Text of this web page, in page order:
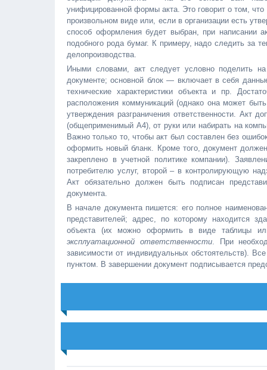
унифицированной формы акта. Это говорит о том,
произвольном виде или, если в организации есть
способ оформления будет выбран, при написании
подобного рода бумаг. К примеру, надо следить за
делопроизводства.
Иными словами, акт следует условно поделить
документе; основной блок — включает в себя
технические характеристики объекта и пр.
расположения коммуникаций (однако она может
утверждения разграничения ответственности. Акт
(общеприменимый А4), от руки или набирать на
Важно только то, чтобы акт был составлен без
оформить новый бланк. Кроме того, документ
закреплено в учетной политике компании).
потребителю услуг, второй – в контролирующую
Акт обязательно должен быть подписан
документа.
В начале документа пишется: его полное
представителей; адрес, по которому находится
объекта (их можно оформить в виде таблицы
эксплуатационной ответственности. При
зависимости от индивидуальных обстоятельств).
пунктом. В завершении документ подписывается